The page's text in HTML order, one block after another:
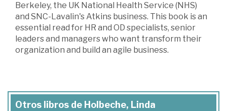
Berkeley, the UK National Health Service (NHS)
and SNC-Lavalin's Atkins business. This book is an
essential read for HR and OD specialists, senior
leaders and managers who want transform their
organization and build an agile business.
Otros libros de Holbeche, Linda